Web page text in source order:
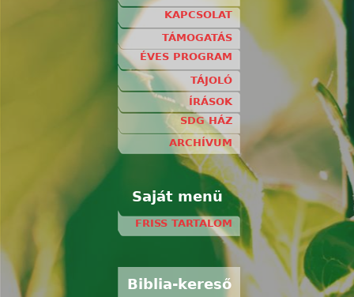
KAPCSOLAT
TÁMOGATÁS
ÉVES PROGRAM
TÁJOLÓ
ÍRÁSOK
SDG HÁZ
ARCHÍVUM
Saját menü
FRISS TARTALOM
Biblia-kereső